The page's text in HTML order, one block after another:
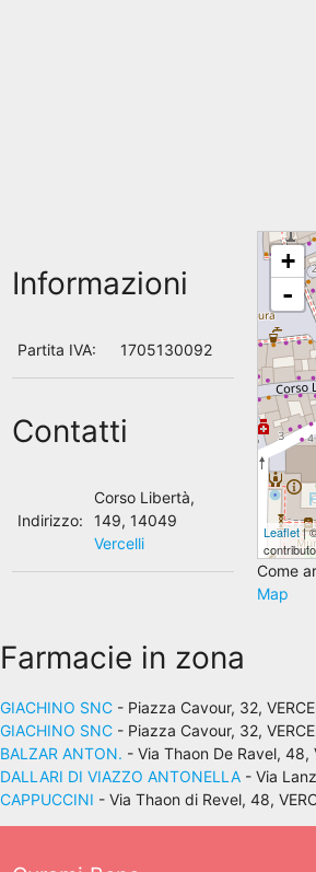
Informazioni
Partita IVA: 1705130092
Contatti
Indirizzo:
Corso Libertà,
149, 14049
Vercelli
+
-
Leaflet|
Come
Map
Farmacie in zona
GIACHINO SNC - Piazza Cavour, 32,
GIACHINO SNC - Piazza Cavour, 32,
BALZAR ANTON. - Via Thaon De Ravel, 48,
DALLARI DI VIAZZO ANTONELLA - Via
CAPPUCCINI - Via Thaon di Revel, 48,